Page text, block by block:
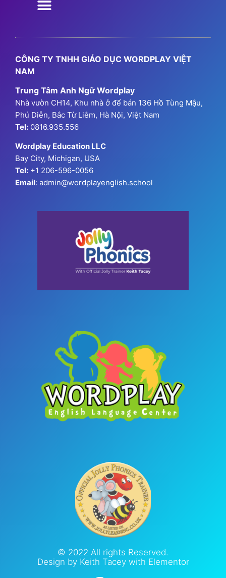
CÔNG TY TNHH GIÁO DỤC WORDPLAY VIỆT
NAM
Trung Tâm Anh Ngữ Wordplay
Nhà vườn CH14, Khu nhà ở để bán 136 Hồ Tùng Mậu,
Phú Diễn, Bắc Từ Liêm, Hà Nội, Việt Nam
Tel: 0816.935.556
Wordplay Education LLC
Bay City, Michigan, USA
Tel: +1 206-596-0056
Email: admin@wordplayenglish.school
© 2022 All rights Reserved.
Design by Keith Tacey with Elementor